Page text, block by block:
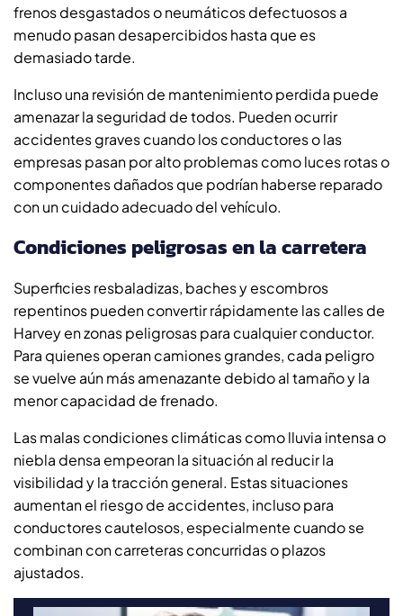
frenos desgastados o neumáticos defectuosos a
menudo pasan desapercibidos hasta que es
demasiado tarde.
Incluso una revisión de mantenimiento perdida puede
amenazar la seguridad de todos. Pueden ocurrir
accidentes graves cuando los conductores o las
empresas pasan por alto problemas como luces rotas o
componentes dañados que podrían haberse reparado
con un cuidado adecuado del vehículo.
Condiciones peligrosas en la carretera
Superficies resbaladizas, baches y escombros
repentinos pueden convertir rápidamente las calles de
Harvey en zonas peligrosas para cualquier conductor.
Para quienes operan camiones grandes, cada peligro
se vuelve aún más amenazante debido al tamaño y la
menor capacidad de frenado.
Las malas condiciones climáticas como lluvia intensa o
niebla densa empeoran la situación al reducir la
visibilidad y la tracción general. Estas situaciones
aumentan el riesgo de accidentes, incluso para
conductores cautelosos, especialmente cuando se
combinan con carreteras concurridas o plazos
ajustados.